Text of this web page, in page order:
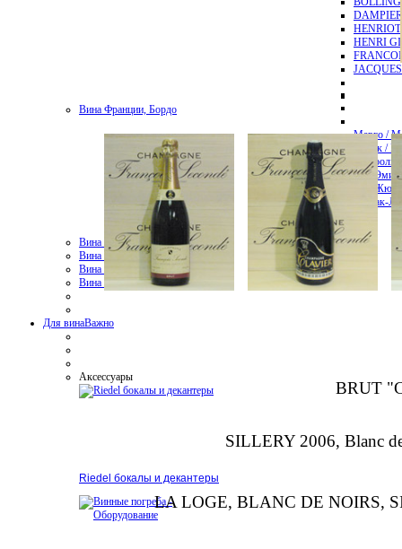
HENRI
Вина Франции, Бордо
Марго /
Пойак /
Помроль
Сен-
Сен-
Пессак-
Вина Франции, Бургундия
Вина Италии
Вина Америки
Вина Франции, Лангедок
Для винаВажно
Аксессуары
Riedel бокалы и декантеры
BRUT
SILLERY 2006, Blanc
LA LOGE, BLANC DE NOIRS,